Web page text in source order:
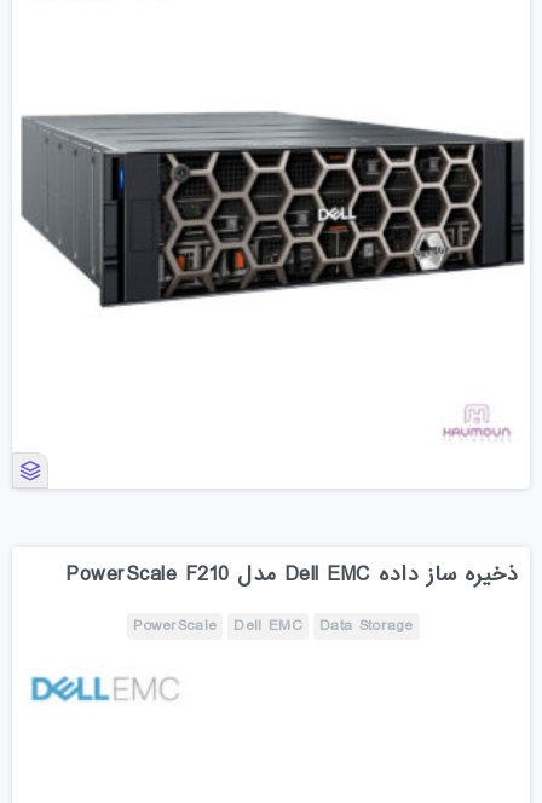
ذخیره ساز داده Dell EMC مدل PowerScale F210
Data Storage
Dell EMC
PowerScale